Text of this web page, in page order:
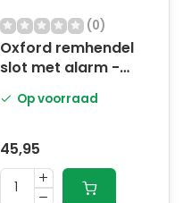
(0)
Oxford remhendel
slot met alarm -
Op voorraad
45,95